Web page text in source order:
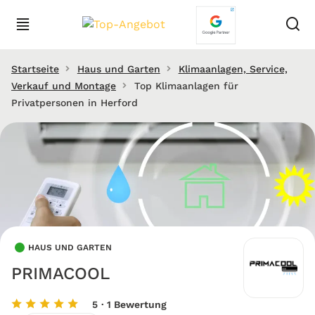
Startseite Haus und Garten
Klimaanlagen, Service,
Verkauf und Montage
Top Klimaanlagen für
Privatpersonen in Herford
HAUS UND GARTEN
PRIMACOOL
5 · 1 Bewertung